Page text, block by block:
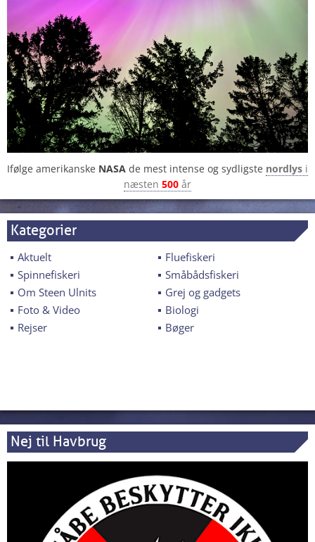
Ifølge amerikanske NASA de mest intense og sydligste nordlys i
næsten 500 år
Kategorier
Aktuelt
Fluefiskeri
Spinnefiskeri
Småbådsfiskeri
Om Steen Ulnits
Grej og gadgets
Foto & Video
Biologi
Rejser
Bøger
Nej til Havbrug